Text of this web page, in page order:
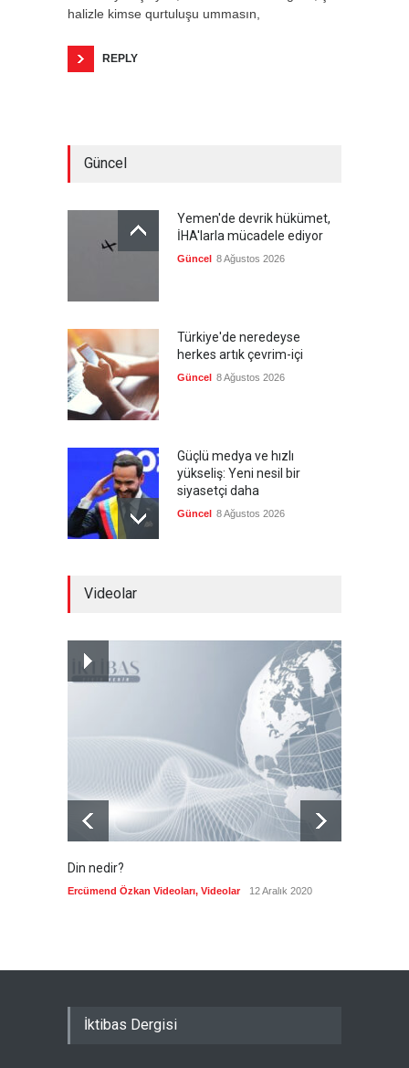
halizle kimse qurtuluşu ummasın,
REPLY
Güncel
Yemen'de devrik hükümet,
İHA'larla mücadele ediyor
Güncel 8 Ağustos 2026
Türkiye'de neredeyse
herkes artık çevrim-içi
Güncel 8 Ağustos 2026
Güçlü medya ve hızlı
yükseliş: Yeni nesil bir
siyasetçi daha
Güncel 8 Ağustos 2026
Kolombiya, solcu Petro'nun
yerine aşırı sağcı Espriella'yı
Güncel 8 Ağustos 2026
Videolar
Din nedir?
Ercümend Özkan Videoları, Videolar 12 Aralık 2020
İktibas Dergisi